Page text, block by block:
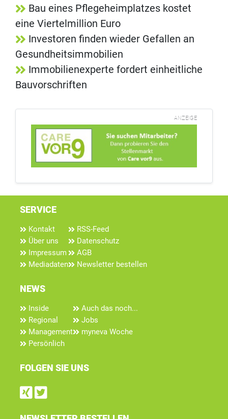
Bau eines Pflegeheimplatzes kostet
eine Viertelmillion Euro
Investoren finden wieder Gefallen an
Gesundheitsimmobilien
Immobilienexperte fordert einheitliche
Bauvorschriften
ANZEIGE
SERVICE
Kontakt
Über uns
Impressum
Mediadaten
RSS-Feed
Datenschutz
AGB
Newsletter bestellen
NEWS
Inside
Regional
Management
Persönlich
Auch das noch...
Jobs
myneva Woche
FOLGEN SIE UNS
Find us on Xing
Follow us on Twitter